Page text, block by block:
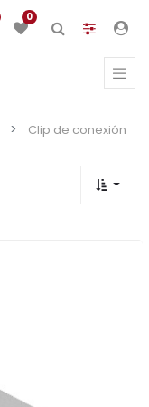
0
Clip de conexión